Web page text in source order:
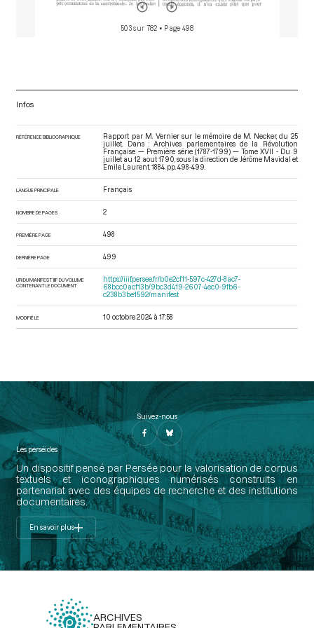
503 sur 782 • Page 498
Infos
RÉFÉRENCE BIBLIOGRAPHIQUE
Rapport par M. Vernier sur le mémoire de M. Necker, du 25
juillet. Dans : Archives parlementaires de la Révolution
Française — Première série (1787-1799) — Tome XVII - Du 9
juillet au 12 aout 1790 , sous la direction de Jérôme Mavidal et
Emile Laurent. 1884. pp. 498-499.
LANGUE PRINCIPALE Français
NOMBRE DE PAGES 2
PREMIÈRE PAGE 498
DERNIÈRE PAGE 499
URI DU MANIFEST IIIF DU VOLUME
CONTENANT LE DOCUMENT
https://iiif.persee.fr/b0e2cf11-597c-427d-8ac7-
68bcc0acf13b/9bc3d419-2607-4ec0-9fb6-
c238b3be1592/manifest
MODIFIÉ LE 10 octobre 2024 à 17:58
Suivez-nous
Les perséides
Un dispositif pensé par Persée pour la valorisation de corpus
textuels et iconographiques numérisés construits en
partenariat avec des équipes de recherche et des institutions
documentaires.
En savoir plus
ARCHIVES